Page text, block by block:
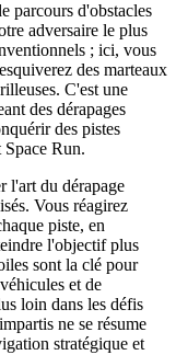
parcours d'obstacles
adversaire le plus
; ici, vous
des marteaux
C'est une
des dérapages
des pistes
Run.
l'art du dérapage
Vous réagirez
piste, en
l'objectif plus
sont la clé pour
et de
loin dans les défis
ne se résume
stratégique et